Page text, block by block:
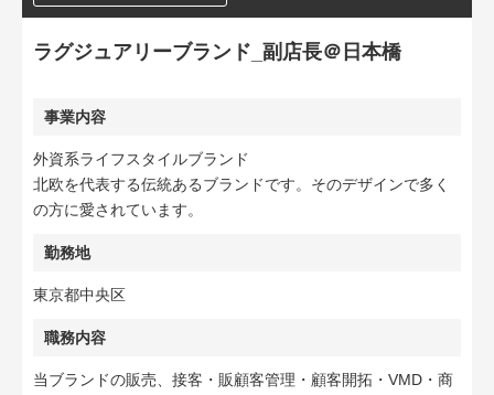
ラグジュアリーブランド_副店長＠日本橋
事業内容
外資系ライフスタイルブランド
北欧を代表する伝統あるブランドです。そのデザインで多く
の方に愛されています。
勤務地
東京都中央区
職務内容
当ブランドの販売、接客・販顧客管理・顧客開拓・VMD・商